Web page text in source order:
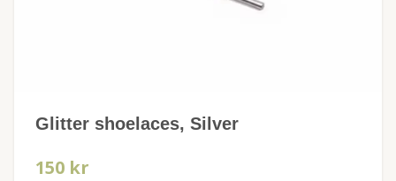
Glitter shoelaces, Silver
150 kr